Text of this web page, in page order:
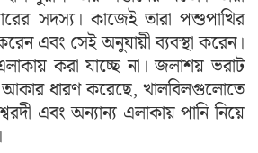
সদস্য। কাজেই তারা পশুপাখির
এবং সেই অনুযায়ী ব্যবস্থা করেন।
করা যাচ্ছে না। জলাশয় ভরাট
আকার ধারণ করেছে, খালবিলগুলোতে
এবং অন্যান্য এলাকায় পানি নিয়ে